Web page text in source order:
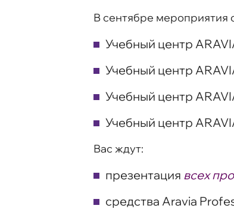
В сентябре мероприятия
Учебный центр
Учебный центр
Учебный центр
Учебный центр
Вас ждут:
презентация всех
средства Aravia